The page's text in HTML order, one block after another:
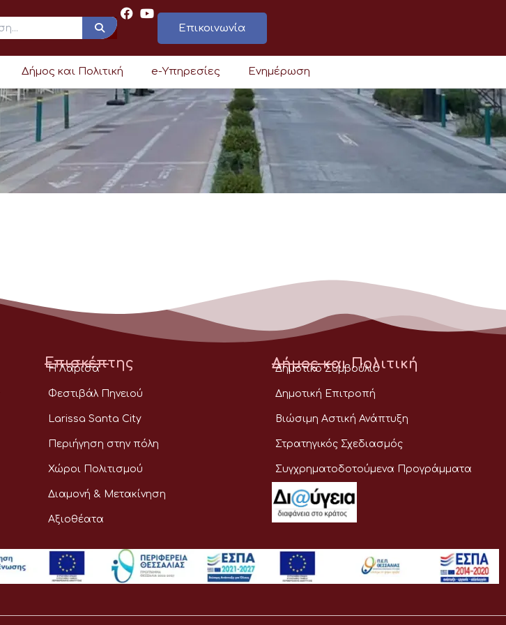
Επικοινωνία
Δήμος και Πολιτική e-Υπηρεσίες Ενημέρωση
Επισκέπτης
Η Λάρισα
Φεστιβάλ Πηνειού
Larissa Santa City
Περιήγηση στην πόλη
Χώροι Πολιτισμού
Διαμονή & Μετακίνηση
Αξιοθέατα
Δήμος και Πολιτική
Δημοτικό Συμβούλιο
Δημοτική Επιτροπή
Βιώσιμη Αστική Ανάπτυξη
Στρατηγικός Σχεδιασμός
Συγχρηματοδοτούμενα Προγράμματα